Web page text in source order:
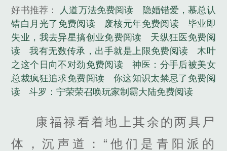
好书推荐： 人道万法免费阅读
隐婚错爱，慕总认
错白月光了免费阅读
废核元年免费阅读
毕业即
失业，我去异星搞创业免费阅读
天纵狂医免费阅
读
我有无数传承，出手就是上限免费阅读
木叶
之这个日向不对劲免费阅读
神医：分手后被美女
总裁疯狂追求免费阅读
你这知识太禁忌了免费阅
读
斗罗：宁荣荣召唤玩家制霸大陆免费阅读
康福禄看着地上其余的两具尸
体，沉声道：“他们是青阳派的